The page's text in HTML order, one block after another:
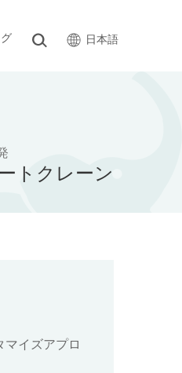
日本語
トクレーン
イズアプロ